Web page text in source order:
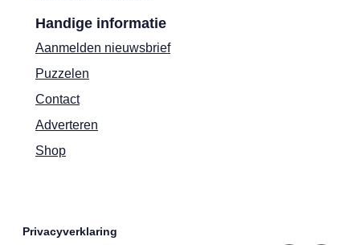
Handige informatie
Aanmelden nieuwsbrief
Puzzelen
Contact
Adverteren
Shop
Privacyverklaring